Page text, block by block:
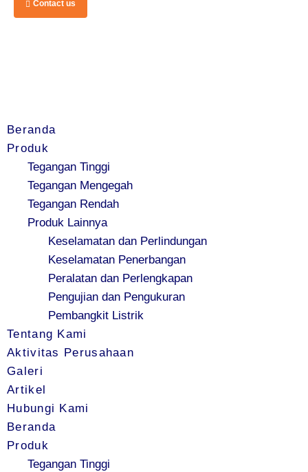
Contact us
Beranda
Produk
Tegangan Tinggi
Tegangan Mengegah
Tegangan Rendah
Produk Lainnya
Keselamatan dan Perlindungan
Keselamatan Penerbangan
Peralatan dan Perlengkapan
Pengujian dan Pengukuran
Pembangkit Listrik
Tentang Kami
Aktivitas Perusahaan
Galeri
Artikel
Hubungi Kami
Beranda
Produk
Tegangan Tinggi